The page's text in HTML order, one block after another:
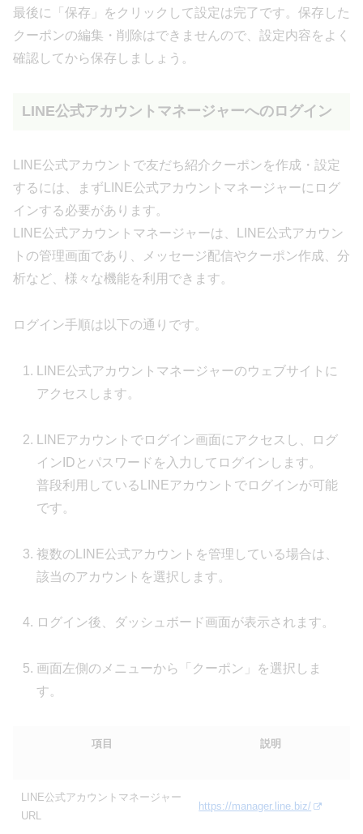
最後に「保存」をクリックして設定は完了です。保存した
クーポンの編集・削除はできませんので、設定内容をよく
確認してから保存しましょう。
LINE公式アカウントマネージャーへのログイン
LINE公式アカウントで友だち紹介クーポンを作成・設定
するには、まずLINE公式アカウントマネージャーにログ
インする必要があります。
LINE公式アカウントマネージャーは、LINE公式アカウン
トの管理画面であり、メッセージ配信やクーポン作成、分
析など、様々な機能を利用できます。
ログイン手順は以下の通りです。
LINE公式アカウントマネージャーのウェブサイトに
アクセスします。
LINEアカウントでログイン画面にアクセスし、ログ
インIDとパスワードを入力してログインします。
普段利用しているLINEアカウントでログインが可能
です。
複数のLINE公式アカウントを管理している場合は、
該当のアカウントを選択します。
ログイン後、ダッシュボード画面が表示されます。
画面左側のメニューから「クーポン」を選択しま
す。
項目 説明
LINE公式アカウントマネージャー
URL
https://manager.line.biz/